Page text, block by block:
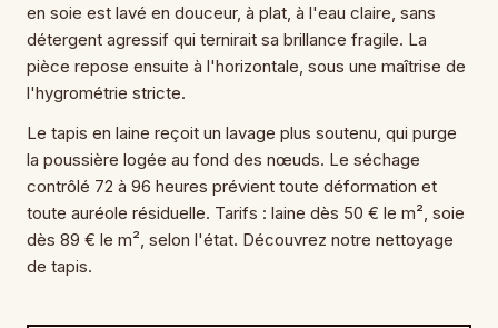
en soie est lavé en douceur, à plat, à l'eau claire, sans
détergent agressif qui ternirait sa brillance fragile. La
pièce repose ensuite à l'horizontale, sous une maîtrise de
l'hygrométrie stricte.
Le tapis en laine reçoit un lavage plus soutenu, qui purge
la poussière logée au fond des nœuds. Le séchage
contrôlé 72 à 96 heures prévient toute déformation et
toute auréole résiduelle. Tarifs : laine dès 50 € le m², soie
dès 89 € le m², selon l'état. Découvrez notre nettoyage
de tapis.